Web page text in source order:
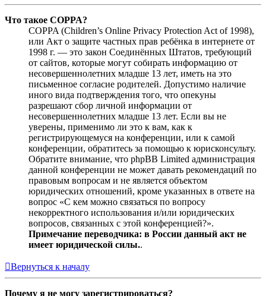
Что такое COPPA?
COPPA (Children’s Online Privacy Protection Act of 1998),
или Акт о защите частных прав ребёнка в интернете от
1998 г. — это закон Соединённых Штатов, требующий
от сайтов, которые могут собирать информацию от
несовершеннолетних младше 13 лет, иметь на это
письменное согласие родителей. Допустимо наличие
иного вида подтверждения того, что опекуны
разрешают сбор личной информации от
несовершеннолетних младше 13 лет. Если вы не
уверены, применимо ли это к вам, как к
регистрирующемуся на конференции, или к самой
конференции, обратитесь за помощью к юрисконсульту.
Обратите внимание, что phpBB Limited администрация
данной конференции не может давать рекомендаций по
правовым вопросам и не является объектом
юридических отношений, кроме указанных в ответе на
вопрос «С кем можно связаться по вопросу
некорректного использования и/или юридических
вопросов, связанных с этой конференцией?».
Примечание переводчика: в России данный акт не
имеет юридической силы..
Вернуться к началу
Почему я не могу зарегистрироваться?